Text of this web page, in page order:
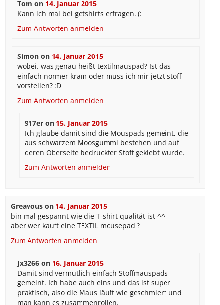
Tom on 14. Januar 2015
Kann ich mal bei getshirts erfragen. (:
Zum Antworten anmelden
Simon on 14. Januar 2015
wobei. was genau heißt textilmauspad? Ist das
einfach normer kram oder muss ich mir jetzt stoff
vorstellen? :D
Zum Antworten anmelden
917er on 15. Januar 2015
Ich glaube damit sind die Mouspads gemeint, die
aus schwarzem Moosgummi bestehen und auf
deren Oberseite bedruckter Stoff geklebt wurde.
Zum Antworten anmelden
Greavouson 14. Januar 2015
bin mal gespannt wie die T-shirt qualität ist ^^
aber wer kauft eine TEXTIL mousepad ?
Zum Antworten anmelden
Jx3266 on 16. Januar 2015
Damit sind vermutlich einfach Stoffmauspads
gemeint. Ich habe auch eins und das ist super
praktisch, also die Maus läuft wie geschmiert und
man kann es zusammenrollen.